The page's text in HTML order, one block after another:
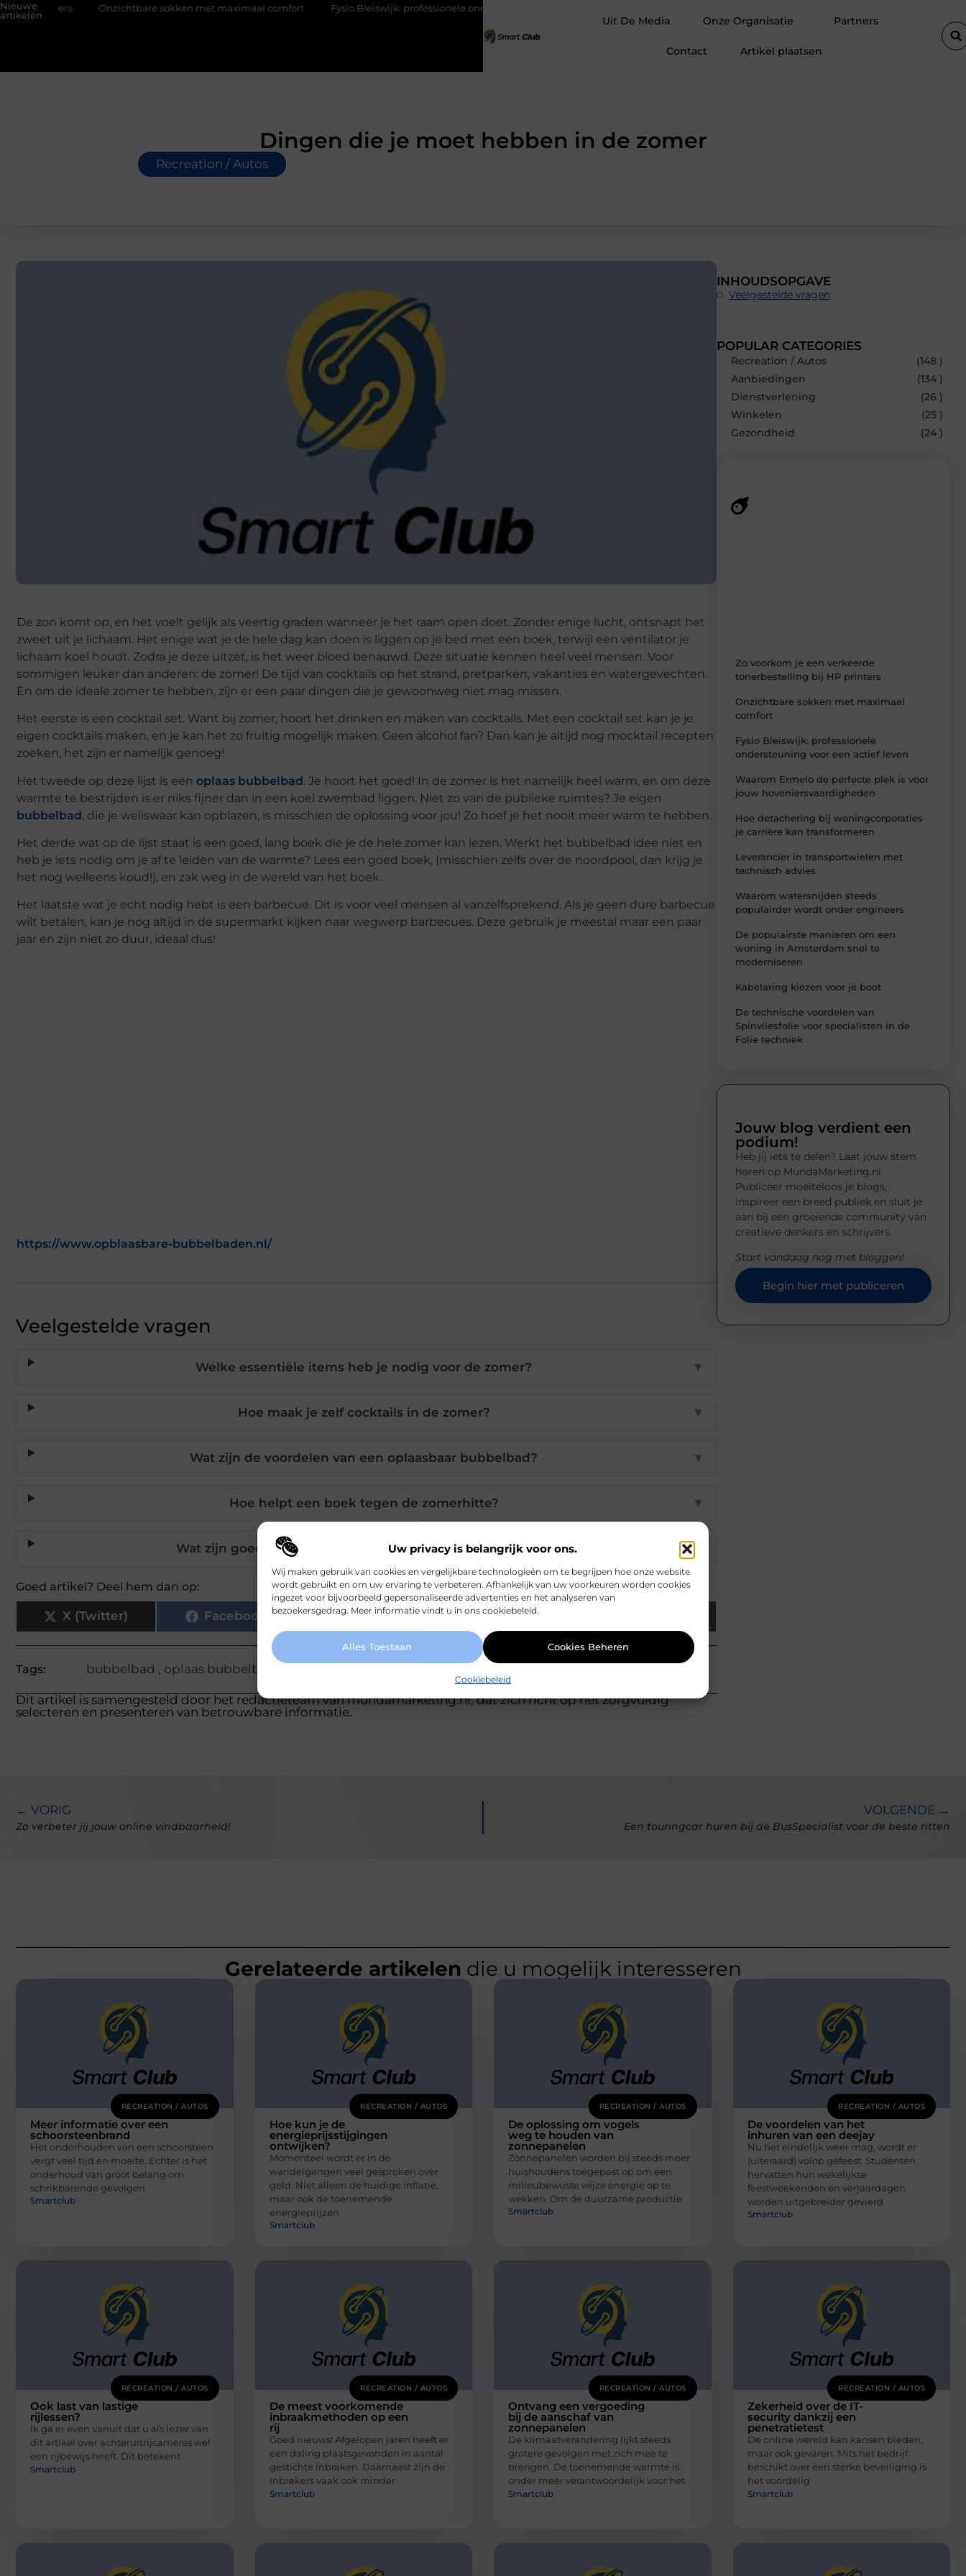
Uw privacy is belangrijk voor ons.
Wij maken gebruik van cookies en vergelijkbare technologieën om te begrijpen hoe onze website
wordt gebruikt en om uw ervaring te verbeteren. Afhankelijk van uw voorkeuren worden cookies
ingezet voor bijvoorbeeld gepersonaliseerde advertenties en het analyseren van
bezoekersgedrag. Meer informatie vindt u in ons cookiebeleid.
Alles Toestaan Cookies Beheren
Cookiebeleid
Nieuwe
artikelen
Onzichtbare sokken met maximaal comfort Fysio Bleiswijk: professionele ondersteuning voor een actief leven
Uit De Media Onze Organisatie Partners
Contact Artikel plaatsen
Dingen die je moet hebben in de zomer
Recreation / Autos
De zon komt op, en het voelt gelijk als veertig graden wanneer je het raam open doet. Zonder enige lucht, ontsnapt het
zweet uit je lichaam. Het enige wat je de hele dag kan doen is liggen op je bed met een boek, terwijl een ventilator je
lichaam koel houdt. Zodra je deze uitzet, is het weer bloed benauwd. Deze situatie kennen heel veel mensen. Voor
sommigen leuker dan anderen: de zomer! De tijd van cocktails op het strand, pretparken, vakanties en watergevechten.
En om de ideale zomer te hebben, zijn er een paar dingen die je gewoonweg niet mag missen.
Het eerste is een cocktail set. Want bij zomer, hoort het drinken en maken van cocktails. Met een cocktail set kan je je
eigen cocktails maken, en je kan het zo fruitig mogelijk maken. Geen alcohol fan? Dan kan je altijd nog mocktail recepten
zoeken, het zijn er namelijk genoeg!
Het tweede op deze lijst is een oplaas bubbelbad. Je hoort het goed! In de zomer is het namelijk heel warm, en om deze
warmte te bestrijden is er niks fijner dan in een koel zwembad liggen. Niet zo van de publieke ruimtes? Je eigen
bubbelbad, die je weliswaar kan opblazen, is misschien de oplossing voor jou! Zo hoef je het nooit meer warm te hebben.
Het derde wat op de lijst staat is een goed, lang boek die je de hele zomer kan lezen. Werkt het bubbelbad idee niet en
heb je iets nodig om je af te leiden van de warmte? Lees een goed boek, (misschien zelfs over de noordpool, dan krijg je
het nog welleens koud!), en zak weg in de wereld van het boek.
Het laatste wat je echt nodig hebt is een barbecue. Dit is voor veel mensen al vanzelfsprekend. Als je geen dure barbecue
wilt betalen, kan je nog altijd in de supermarkt kijken naar wegwerp barbecues. Deze gebruik je meestal maar een paar
jaar en zijn niet zo duur, ideaal dus!
https://www.opblaasbare-bubbelbaden.nl/
Veelgestelde vragen
Welke essentiële items heb je nodig voor de zomer? ▼
Hoe maak je zelf cocktails in de zomer? ▼
Wat zijn de voordelen van een oplaasbaar bubbelbad? ▼
Hoe helpt een boek tegen de zomerhitte? ▼
Wat zijn goedkope barbecue alternatieven voor de zomer? ▼
Goed artikel? Deel hem dan op:
X (Twitter) Facebook Pinterest LinkedIn
Tags: bubbelbad , oplaas bubbelbad
Dit artikel is samengesteld door het redactieteam van mundamarketing.nl, dat zich richt op het zorgvuldig
selecteren en presenteren van betrouwbare informatie.
INHOUDSOPGAVE
Veelgestelde vragen
POPULAR CATEGORIES
Recreation / Autos
(148 )
Aanbiedingen
(134 )
Dienstverlening
(26 )
Winkelen
(25 )
Gezondheid
(24 )
Zo voorkom je een verkeerde
tonerbestelling bij HP printers
Onzichtbare sokken met maximaal
comfort
Fysio Bleiswijk: professionele
ondersteuning voor een actief leven
Waarom Ermelo de perfecte plek is voor
jouw hoveniersvaardigheden
Hoe detachering bij woningcorporaties
je carrière kan transformeren
Leverancier in transportwielen met
technisch advies
Waarom watersnijden steeds
populairder wordt onder engineers
De populairste manieren om een
woning in Amsterdam snel te
moderniseren
Kabelaring kiezen voor je boot
De technische voordelen van
Spinvliesfolie voor specialisten in de
Folie techniek
Jouw blog verdient een
podium!
Heb jij iets te delen? Laat jouw stem
horen op MundaMarketing.nl.
Publiceer moeiteloos je blogs,
inspireer een breed publiek en sluit je
aan bij een groeiende community van
creatieve denkers en schrijvers.
Start vandaag nog met bloggen!
Begin hier met publiceren
← VORIG
Zo verbeter jij jouw online vindbaarheid!
VOLGENDE →
Een touringcar huren bij de BusSpecialist voor de beste ritten
Gerelateerde artikelen die u mogelijk interesseren
RECREATION / AUTOS
Meer informatie over een
schoorsteenbrand
Het onderhouden van een schoorsteen
vergt veel tijd en moeite. Echter is het
onderhoud van groot belang om
schrikbarende gevolgen
Smartclub
RECREATION / AUTOS
Hoe kun je de
energieprijsstijgingen
ontwijken?
Momenteel wordt er in de
wandelgangen veel gesproken over
geld. Niet alleen de huidige inflatie,
maar ook de toenemende
energieprijzen
Smartclub
RECREATION / AUTOS
De oplossing om vogels
weg te houden van
zonnepanelen
Zonnepanelen worden bij steeds meer
huishoudens toegepast op om een
milieubewuste wijze energie op te
wekken. Om de duurzame productie
Smartclub
RECREATION / AUTOS
De voordelen van het
inhuren van een deejay
Nu het eindelijk weer mag, wordt er
(uiteraard) volop gefeest. Studenten
hervatten hun wekelijkse
feestweekenden en verjaardagen
worden uitgebreider gevierd
Smartclub
RECREATION / AUTOS
Ook last van lastige
rijlessen?
Ik ga er even vanuit dat u als lezer van
dit artikel over achteruitrijcameras wel
een rijbewijs heeft. Dit betekent
Smartclub
RECREATION / AUTOS
De meest voorkomende
inbraakmethoden op een
rij
Goed nieuws! Afgelopen jaren heeft er
een daling plaatsgevonden in aantal
gestichte inbraken. Daarnaast zijn de
inbrekers vaak ook minder
Smartclub
RECREATION / AUTOS
Ontvang een vergoeding
bij de aanschaf van
zonnepanelen
De klimaatverandering lijkt steeds
grotere gevolgen met zich mee te
brengen. De toenemende warmte is
onder meer verantwoordelijk voor het
Smartclub
RECREATION / AUTOS
Zekerheid over de IT-
security dankzij een
penetratietest
De online wereld kan kansen bieden,
maar ook gevaren. Mits het bedrijf
beschikt over een sterke beveiliging is
het voordelig
Smartclub